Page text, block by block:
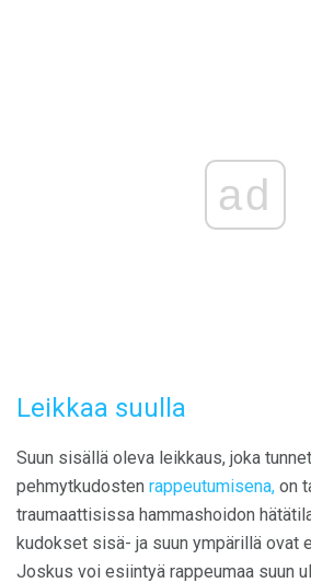
ad
Leikkaa suulla
Suun sisällä oleva leikkaus, joka
pehmytkudosten rappeutumisena, on
traumaattisissa hammashoidon
kudokset sisä- ja suun ympärillä ovat
Joskus voi esiintyä rappeumaa suun